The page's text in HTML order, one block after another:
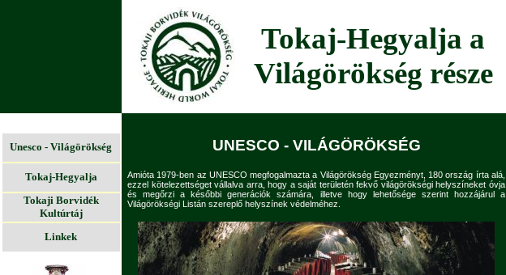
Tokaj-Hegyalja a
Világörökség része
Unesco - Világörökség
Tokaj-Hegyalja
Tokaji Borvidék
Kultúrtáj
Linkek
UNESCO - VILÁGÖRÖKSÉG
Amióta 1979-ben az UNESCO megfogalmazta a Világörökség Egyezményt, 180 ország írta alá,
ezzel kötelezettséget vállalva arra, hogy a saját területén fekvő világörökségi helyszíneket óvja
és megőrzi a későbbi generációk számára, illetve hogy lehetősége szerint hozzájárul a
Világörökségi Listán szereplő helyszínek védelméhez.